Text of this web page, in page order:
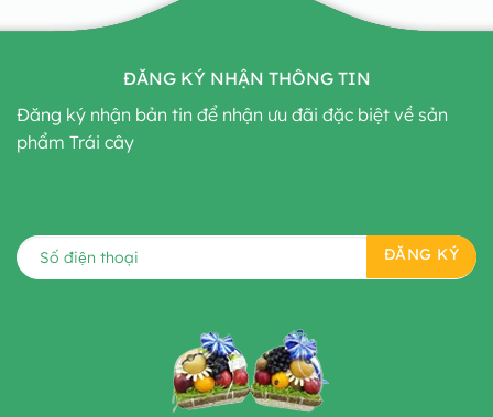
ĐĂNG KÝ NHẬN THÔNG TIN
Đăng ký nhận bản tin để nhận ưu đãi đặc biệt về sản
phẩm Trái cây